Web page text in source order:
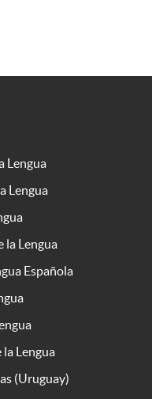
Lengua
Lengua
la Lengua
Española
la Lengua
(Uruguay)